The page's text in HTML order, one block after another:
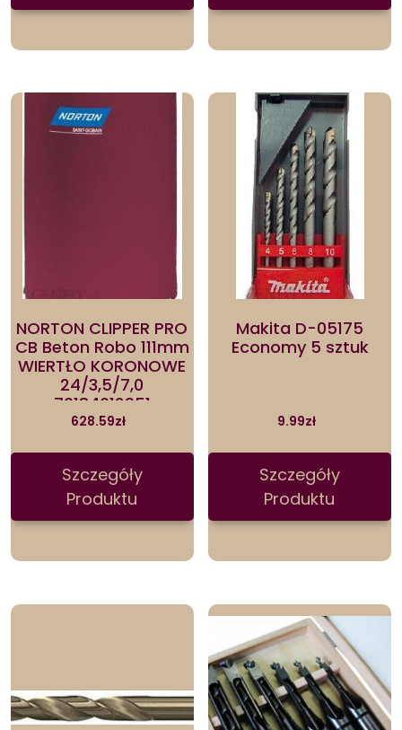
NORTON CLIPPER PRO
CB Beton Robo 111mm
WIERTŁO KORONOWE
24/3,5/7,0
70184612951
628.59zł
Szczegóły
Produktu
Makita D-05175
Economy 5 sztuk
9.99zł
Szczegóły
Produktu